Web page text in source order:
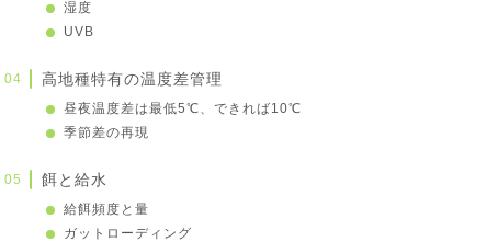
湿度
UVB
高地種特有の温度差管理
昼夜温度差は最低5℃、できれば10℃
季節差の再現
餌と給水
給餌頻度と量
ガットローディング